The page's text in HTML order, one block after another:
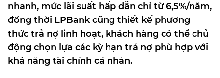
nhanh, mức lãi suất hấp dẫn chỉ từ 6,5%/năm,
đồng thời LPBank cũng thiết kế phương
thức trả nợ linh hoạt, khách hàng có thể chủ
động chọn lựa các kỳ hạn trả nợ phù hợp với
khả năng tài chính cá nhân.